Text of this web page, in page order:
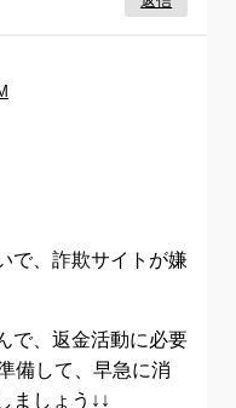
で、詐欺サイトが嫌
で、返金活動に必要
備して、早急に消
ましょう↓↓